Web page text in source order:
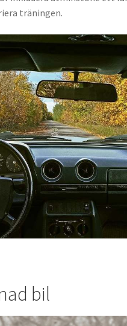
träningen.
bil